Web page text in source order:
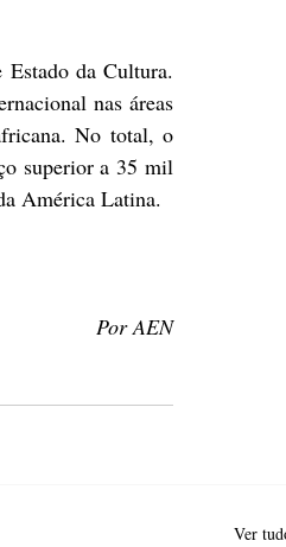
da Cultura.
nas áreas
No total, o
superior a 35 mil
América Latina.
Por AEN
Ver